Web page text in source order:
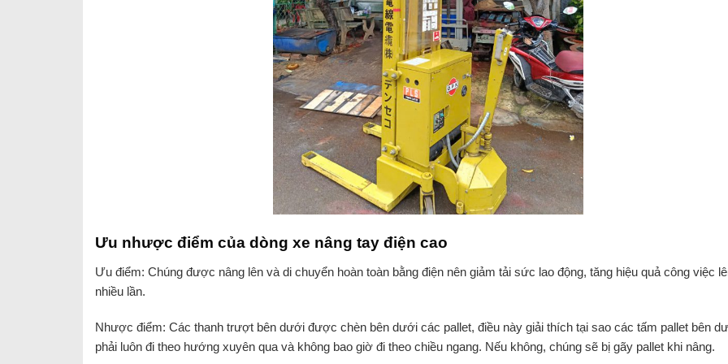
Ưu nhược điểm của dòng xe nâng tay điện cao
Ưu điểm: Chúng được nâng lên và di chuyển hoàn toàn bằng điện nên giảm tải sức lao động, tăng hiệu quả công việc
nhiều lần.
Nhược điểm: Các thanh trượt bên dưới được chèn bên dưới các pallet, điều này giải thích tại sao các tấm pallet bên
phải luôn đi theo hướng xuyên qua và không bao giờ đi theo chiều ngang. Nếu không, chúng sẽ bị gãy pallet khi nâng.